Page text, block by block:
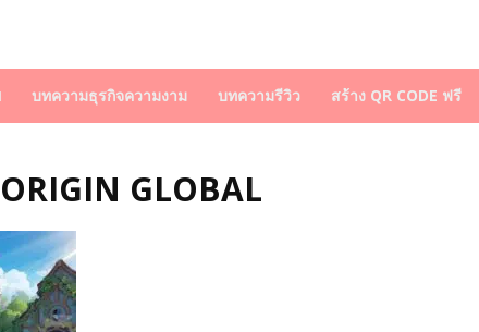
บทความธุรกิจความงาม บทความรีวิว สร้าง QR CODE ฟรี
GLOBAL